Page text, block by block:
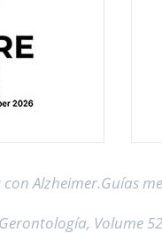
con Alzheimer.Guías
Volume